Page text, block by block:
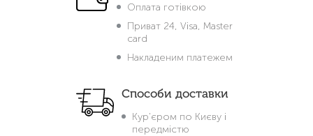
Оплата готівкою
Приват 24, Visa, Master
card
Накладеним платежем
Способи доставки
Кур'єром по Києву і
передмістю